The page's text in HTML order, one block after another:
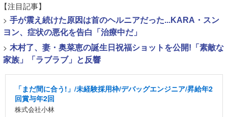
【注目記事】
> 手が震え続けた原因は首のヘルニアだった...KARA・スン
ヨン、症状の悪化を告白「治療中だ」
> 木村了、妻・奥菜恵の誕生日祝福ショットを公開!「素敵な
家族」「ラブラブ」と反響
「まだ間に合う!」/未経験採用枠/デバッグエンジニア/昇給年2
回賞与年2回
株式会社小林